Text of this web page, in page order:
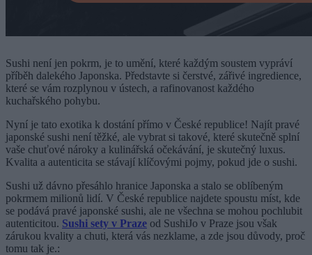
Sushi není jen pokrm, je to umění, které každým soustem vypráví
příběh dalekého Japonska. Představte si čerstvé, zářivé ingredience,
které se vám rozplynou v ústech, a rafinovanost každého
kuchařského pohybu.
Nyní je tato exotika k dostání přímo v České republice! Najít pravé
japonské sushi není těžké, ale vybrat si takové, které skutečně splní
vaše chuťové nároky a kulinářská očekávání, je skutečný luxus.
Kvalita a autenticita se stávají klíčovými pojmy, pokud jde o sushi.
Sushi už dávno přesáhlo hranice Japonska a stalo se oblíbeným
pokrmem milionů lidí. V České republice najdete spoustu míst, kde
se podává pravé japonské sushi, ale ne všechna se mohou pochlubit
autenticitou. Sushi sety v Praze od SushiJo v Praze jsou však
zárukou kvality a chuti, která vás nezklame, a zde jsou důvody, proč
tomu tak je.: